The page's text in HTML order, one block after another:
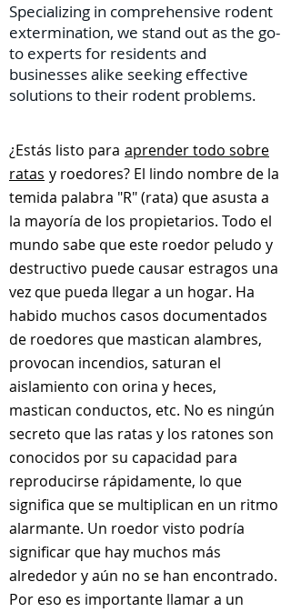
Specializing in comprehensive rodent
extermination, we stand out as the go-
to experts for residents and
businesses alike seeking effective
solutions to their rodent problems.
¿Estás listo para aprender todo sobre
ratas y roedores? El lindo nombre de la
temida palabra "R" (rata) que asusta a
la mayoría de los propietarios. Todo el
mundo sabe que este roedor peludo y
destructivo puede causar estragos una
vez que pueda llegar a un hogar. Ha
habido muchos casos documentados
de roedores que mastican alambres,
provocan incendios, saturan el
aislamiento con orina y heces,
mastican conductos, etc. No es ningún
secreto que las ratas y los ratones son
conocidos por su capacidad para
reproducirse rápidamente, lo que
significa que se multiplican en un ritmo
alarmante. Un roedor visto podría
significar que hay muchos más
alrededor y aún no se han encontrado.
Por eso es importante llamar a un